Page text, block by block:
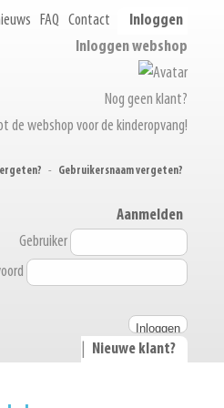
FAQ Contact
Inloggen
Inloggen webshop
Nog geen klant?
de webshop voor de kinderopvang!
- Gebruikersnaam vergeten?
Aanmelden
Gebruiker
Nieuwe klant?